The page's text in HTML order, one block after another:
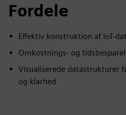
Fordele
Effektiv konstruktion af IoT-
Omkostnings- og
Visualiserede datastrukturer
og klarhed